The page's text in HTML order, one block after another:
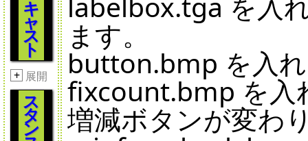
キ
ャ
ス
ト
+ 展開
ス
タ
ン
ます。
button.bmp を入
fixcount.bmp を入
増減ボタンが変わ